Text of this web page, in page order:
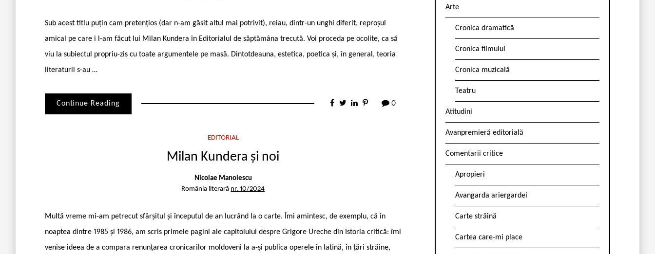
Sub acest titlu puțin cam pretențios (dar n-am găsit altul mai potrivit), reiau, dintr-un unghi diferit, reproșul
amical pe care i l-am făcut lui Milan Kundera în Editorialul de săptămâna trecută. Voi proceda pe ocolite, ca să
viu la subiectul propriu-zis cu toate argumentele pe masă. Dintotdeauna, estetica, poetica și, în general, teoria
literaturii s-au …
Continue Reading 0
EDITORIAL
Milan Kundera și noi
Nicolae Manolescu
România literară nr. 10/2024
Multă vreme mi-am petrecut sfârșitul și începutul de an lucrând la o carte. Îmi amintesc, de exemplu, că în
noaptea dintre 1985 și 1986, am scris primele pagini ale capitolului despre Grigore Ureche din Istoria critică: îmi
venise ideea de a compara renunțarea cronicarilor moldoveni la a-și publica operele în latină, în țări străine,
Arte
Cronica dramatică
Cronica filmului
Cronica muzicală
Teatru
Atitudini
Avanpremieră editorială
Comentarii critice
Apropieri
Avangarda ariergardei
Carte străină
Cartea care-mi place